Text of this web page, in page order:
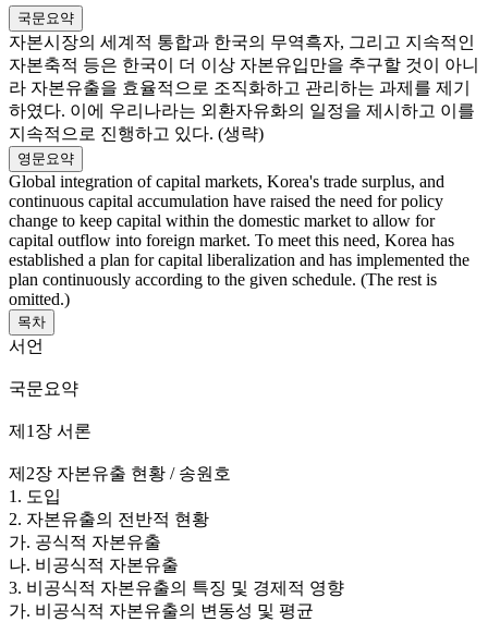
국문요약
자본시장의 세계적 통합과 한국의 무역흑자, 그리고 지속적인
자본축적 등은 한국이 더 이상 자본유입만을 추구할 것이 아니
라 자본유출을 효율적으로 조직화하고 관리하는 과제를 제기
하였다. 이에 우리나라는 외환자유화의 일정을 제시하고 이를
지속적으로 진행하고 있다. (생략)
영문요약
Global integration of capital markets, Korea's trade surplus, and
continuous capital accumulation have raised the need for policy
change to keep capital within the domestic market to allow for
capital outflow into foreign market. To meet this need, Korea has
established a plan for capital liberalization and has implemented the
plan continuously according to the given schedule. (The rest is
omitted.)
목차
서언
국문요약
제1장 서론
제2장 자본유출 현황 / 송원호
1. 도입
2. 자본유출의 전반적 현황
가. 공식적 자본유출
나. 비공식적 자본유출
3. 비공식적 자본유출의 특징 및 경제적 영향
가. 비공식적 자본유출의 변동성 및 평균